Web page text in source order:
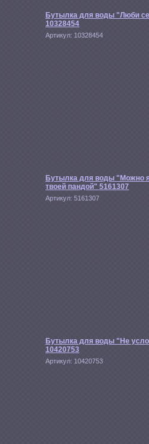
Бутылка для воды "Люби
10328454
Артикул: 10328454
Бутылка для воды "Можно
твоей пандой" 5161307
Артикул: 5161307
Бутылка для воды "Не
10420753
Артикул: 10420753